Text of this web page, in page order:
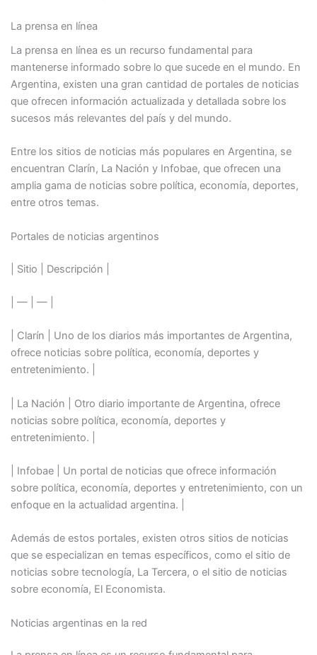
La prensa en línea
La prensa en línea es un recurso fundamental para
mantenerse informado sobre lo que sucede en el mundo. En
Argentina, existen una gran cantidad de portales de noticias
que ofrecen información actualizada y detallada sobre los
sucesos más relevantes del país y del mundo.
Entre los sitios de noticias más populares en Argentina, se
encuentran Clarín, La Nación y Infobae, que ofrecen una
amplia gama de noticias sobre política, economía, deportes,
entre otros temas.
Portales de noticias argentinos
| Sitio | Descripción |
| — | — |
| Clarín | Uno de los diarios más importantes de Argentina,
ofrece noticias sobre política, economía, deportes y
entretenimiento. |
| La Nación | Otro diario importante de Argentina, ofrece
noticias sobre política, economía, deportes y
entretenimiento. |
| Infobae | Un portal de noticias que ofrece información
sobre política, economía, deportes y entretenimiento, con un
enfoque en la actualidad argentina. |
Además de estos portales, existen otros sitios de noticias
que se especializan en temas específicos, como el sitio de
noticias sobre tecnología, La Tercera, o el sitio de noticias
sobre economía, El Economista.
Noticias argentinas en la red